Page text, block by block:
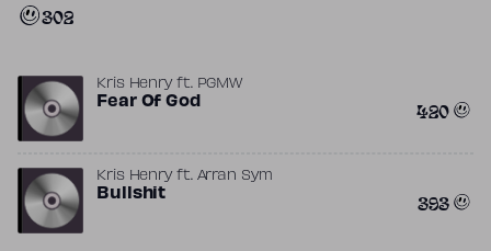
302
Kris Henryft. PGMW
Fear Of God 420
Kris Henryft. Arran Sym
Bullshit 393